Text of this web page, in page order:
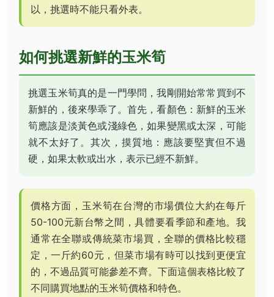
以，挑選時不能只看外表。
如何挑選新鮮的玉米筍
挑選玉米筍真的是一門學問，我剛開始常常買到不
新鮮的，後來學乖了。首先，看顏色：新鮮的玉米
筍應該是淡黃色或淺綠色，如果變黑或太深，可能
就不太好了。其次，摸質地：應該要堅實但不過
硬，如果太軟或出水，表示已經不新鮮。
價格方面，玉米筍在台灣的市場價位大約在每斤
50-100元新台幣之間，具體要看季節和產地。我
通常在全聯或傳統菜市場買，全聯的價格比較穩
定，一斤約60元，但菜市場有時可以找到更便宜
的，不過品質可能參差不齊。下面這個表格比較了
不同購買地點的玉米筍價格和特色。